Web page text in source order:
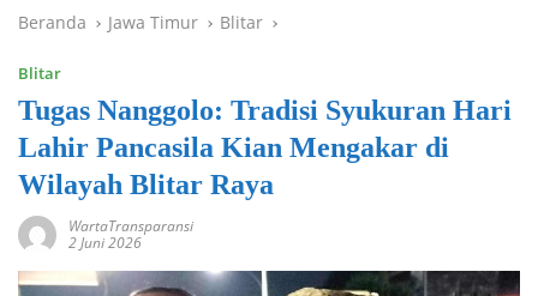
Beranda Jawa Timur Blitar
Blitar
Tugas Nanggolo: Tradisi Syukuran Hari
Lahir Pancasila Kian Mengakar di
Wilayah Blitar Raya
WartaTransparansi
2 Juni 2026